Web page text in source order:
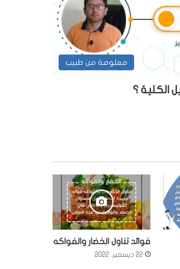
معلومة من طبيب
الكلية ؟
فوائد تناول الخضار والفواكه
22 ديسمبر، 2022